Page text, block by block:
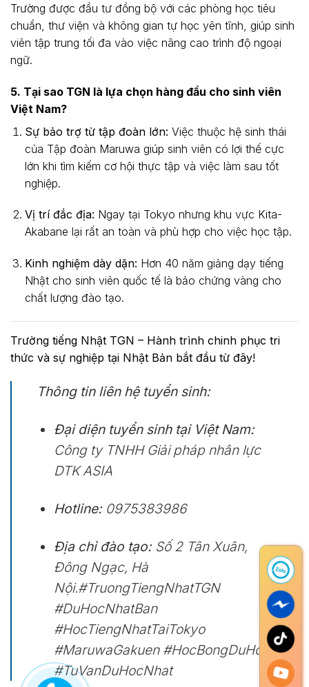
Trường được đầu tư đồng bộ với các phòng học tiêu
chuẩn, thư viện và không gian tự học yên tĩnh, giúp sinh
viên tập trung tối đa vào việc nâng cao trình độ ngoại
ngữ.
5. Tại sao TGN là lựa chọn hàng đầu cho sinh viên
Việt Nam?
Sự bảo trợ từ tập đoàn lớn: Việc thuộc hệ sinh thái
của Tập đoàn Maruwa giúp sinh viên có lợi thế cực
lớn khi tìm kiếm cơ hội thực tập và việc làm sau tốt
nghiệp.
Vị trí đắc địa: Ngay tại Tokyo nhưng khu vực Kita-
Akabane lại rất an toàn và phù hợp cho việc học tập.
Kinh nghiệm dày dặn: Hơn 40 năm giảng dạy tiếng
Nhật cho sinh viên quốc tế là bảo chứng vàng cho
chất lượng đào tạo.
Trường tiếng Nhật TGN – Hành trình chinh phục tri
thức và sự nghiệp tại Nhật Bản bắt đầu từ đây!
Thông tin liên hệ tuyển sinh:
Đại diện tuyển sinh tại Việt Nam:
Công ty TNHH Giải pháp nhân lực
DTK ASIA
Hotline:0975383986
Địa chỉ đào tạo:Số 2 Tân Xuân,
Đông Ngạc, Hà
Nội.#TruongTiengNhatTGN
#DuHocNhatBan
#HocTiengNhatTaiTokyo
#MaruwaGakuen #HocBongDuHoc
#TuVanDuHocNhat